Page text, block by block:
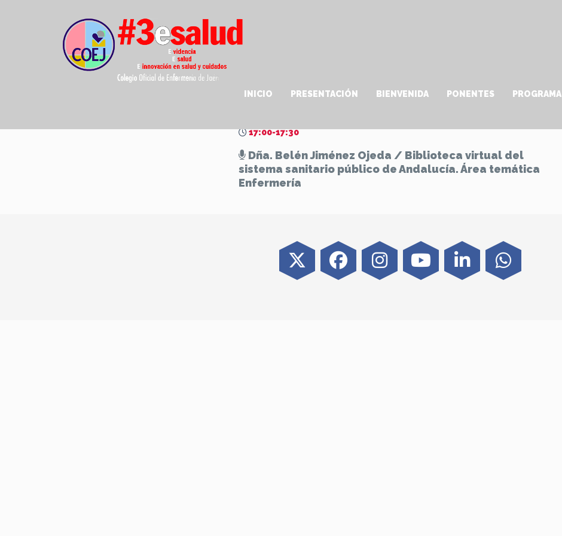
INICIO PRESENTACIÓN BIENVENIDA PONENTES PROGRAMA
17:00-17:30
Dña. Belén Jiménez Ojeda / Biblioteca virtual del
sistema sanitario público de Andalucía. Área temática
Enfermería